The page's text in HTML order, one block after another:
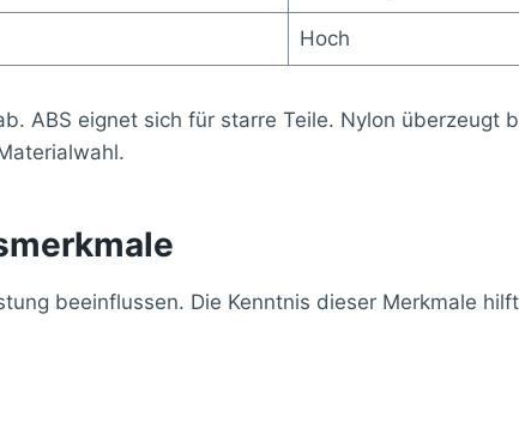
Hoch
ABS eignet sich für starre Teile. Nylon überzeugt
beeinflussen. Die Kenntnis dieser Merkmale